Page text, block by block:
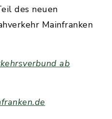
des neuen
Mainfranken
ab